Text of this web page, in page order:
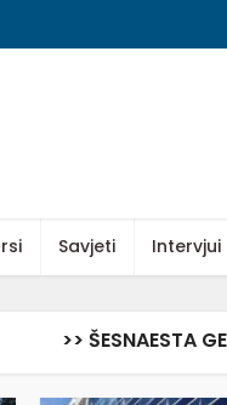
Savjeti Intervjui
>> ŠESNAESTA